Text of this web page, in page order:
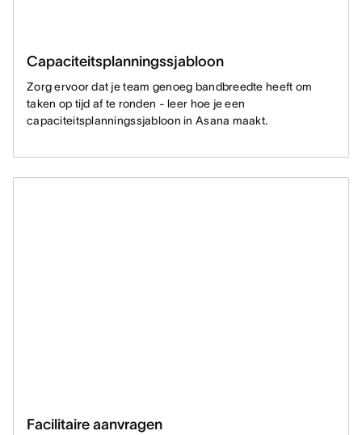
Capaciteitsplanningssjabloon
Zorg ervoor dat je team genoeg bandbreedte heeft om
taken op tijd af te ronden - leer hoe je een
capaciteitsplanningssjabloon in Asana maakt.
Facilitaire aanvragen